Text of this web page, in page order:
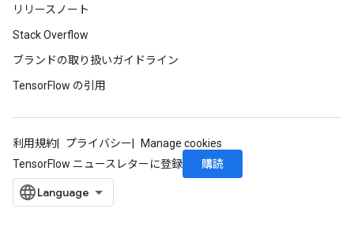
リリースノート
Stack Overflow
ブランドの取り扱いガイドライン
TensorFlow の引用
利用規約 プライバシー
Manage cookies
TensorFlow ニュースレターに登録
購読